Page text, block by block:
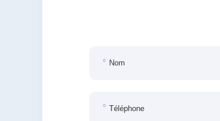
Nom
Téléphone